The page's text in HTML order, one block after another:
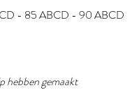
- 85 ABCD - 90 ABCD
hebben gemaakt